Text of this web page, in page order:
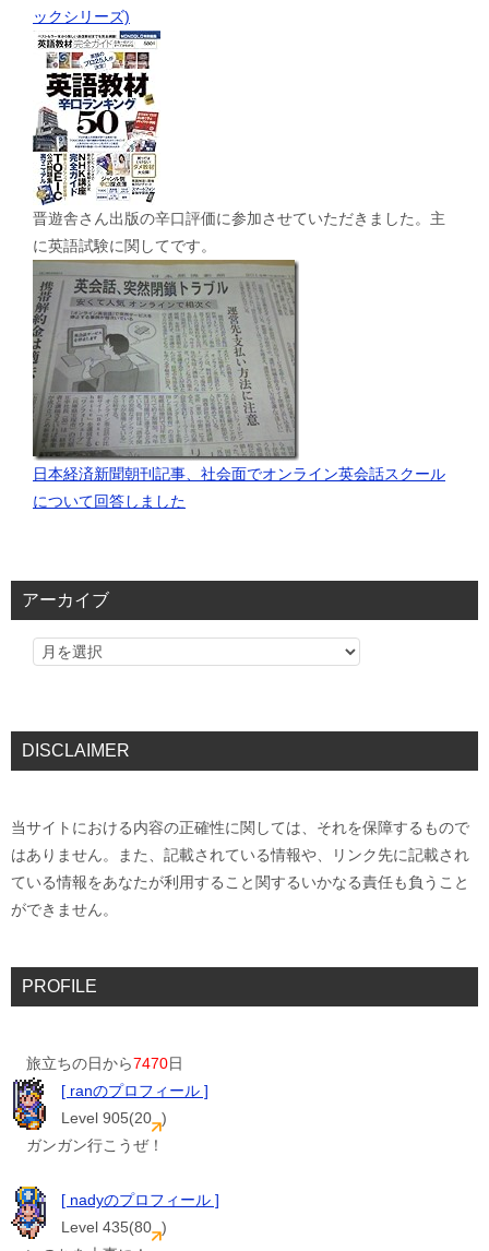
ックシリーズ)
晋遊舎さん出版の辛口評価に参加させていただきました。主
に英語試験に関してです。
日本経済新聞朝刊記事、社会面でオンライン英会話スクール
について回答しました
アーカイブ
DISCLAIMER
当サイトにおける内容の正確性に関しては、それを保障するもので
はありません。また、記載されている情報や、リンク先に記載され
ている情報をあなたが利用すること関するいかなる責任も負うこと
ができません。
PROFILE
旅立ちの日から7470日
[ ranのプロフィール ]
Level 905(20 )
ガンガン行こうぜ！
[ nadyのプロフィール ]
Level 435(80 )